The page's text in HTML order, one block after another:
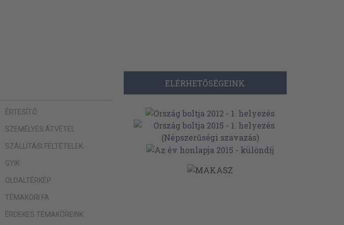
ÉRTESÍTŐ
SZEMÉLYES ÁTVÉTEL
SZÁLLÍTÁSI FELTÉTELEK
GYIK
OLDALTÉRKÉP
TÉMAKÖRI FA
ÉRDEKES TÉMAKÖREINK
ELÉRHETŐSÉGEINK